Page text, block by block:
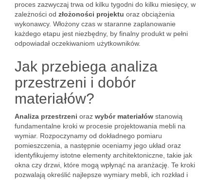
proces zazwyczaj trwa od kilku tygodni do kilku miesięcy, w
zależności od złożoności projektu oraz obciążenia
wykonawcy. Włożony czas w staranne zaplanowanie
każdego etapu jest niezbędny, by finalny produkt w pełni
odpowiadał oczekiwaniom użytkowników.
Jak przebiega analiza
przestrzeni i dobór
materiałów?
Analiza przestrzeni oraz wybór materiałów stanowią
fundamentalne kroki w procesie projektowania mebli na
wymiar. Rozpoczynamy od dokładnego pomiaru
pomieszczenia, a następnie oceniamy jego układ oraz
identyfikujemy istotne elementy architektoniczne, takie jak
okna czy drzwi, które mogą wpłynąć na aranżację. Te kroki
pozwalają określić najlepsze wymiary mebli, ich rozkład i